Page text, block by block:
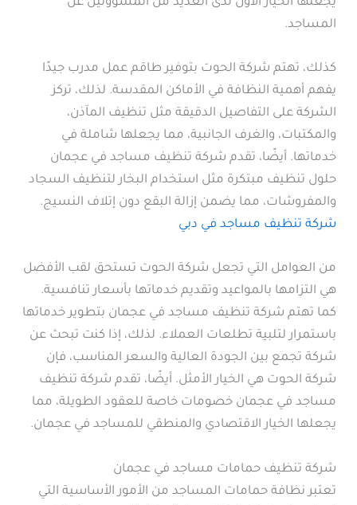
يجعلها الخيار الأول لدى العديد من المسؤولين عن
المساجد.
كذلك، تهتم شركة الحوت بتوفير طاقم عمل مدرب جيدًا
يفهم أهمية النظافة في الأماكن المقدسة. لذلك، تركز
الشركة على التفاصيل الدقيقة مثل تنظيف المآذن،
والمكتبات، والغرف الجانبية، مما يجعلها شاملة في
خدماتها. أيضًا، تقدم شركة تنظيف مساجد في عجمان
حلول تنظيف مبتكرة مثل استخدام البخار لتنظيف السجاد
والمفروشات، مما يضمن إزالة البقع دون إتلاف النسيج.
شركة تنظيف مساجد في دبي
من العوامل التي تجعل شركة الحوت تستحق لقب الأفضل
هي التزامها بالمواعيد وتقديم خدماتها بأسعار تنافسية.
كما تهتم شركة تنظيف مساجد في عجمان بتطوير خدماتها
باستمرار لتلبية تطلعات العملاء. لذلك، إذا كنت تبحث عن
شركة تجمع بين الجودة العالية والسعر المناسب، فإن
شركة الحوت هي الخيار الأمثل. أيضًا، تقدم شركة تنظيف
مساجد في عجمان خصومات خاصة للعقود الطويلة، مما
يجعلها الخيار الاقتصادي والمنطقي للمساجد في عجمان.
شركة تنظيف حمامات مساجد في عجمان
تعتبر نظافة حمامات المساجد من الأمور الأساسية التي